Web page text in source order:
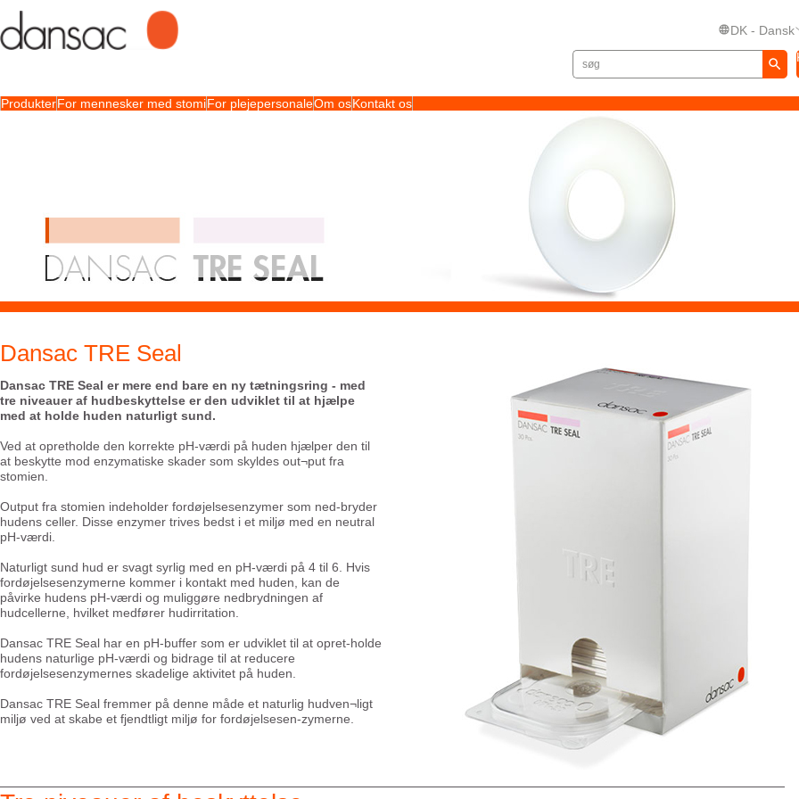
DK - Dansk
ProdukterFor mennesker med stomiFor plejepersonaleOm osKontakt os
Dansac TRE Seal
Dansac TRE Seal er mere end bare en ny tætningsring - med
tre niveauer af hudbeskyttelse er den udviklet til at hjælpe
med at holde huden naturligt sund.
Ved at opretholde den korrekte pH-værdi på huden hjælper den til
at beskytte mod enzymatiske skader som skyldes out¬put fra
stomien.
Output fra stomien indeholder fordøjelsesenzymer som ned-bryder
hudens celler. Disse enzymer trives bedst i et miljø med en neutral
pH-værdi.
Naturligt sund hud er svagt syrlig med en pH-værdi på 4 til 6. Hvis
fordøjelsesenzymerne kommer i kontakt med huden, kan de
påvirke hudens pH-værdi og muliggøre nedbrydningen af
hudcellerne, hvilket medfører hudirritation.
Dansac TRE Seal har en pH-buffer som er udviklet til at opret-holde
hudens naturlige pH-værdi og bidrage til at reducere
fordøjelsesenzymernes skadelige aktivitet på huden.
Dansac TRE Seal fremmer på denne måde et naturlig hudven¬ligt
miljø ved at skabe et fjendtligt miljø for fordøjelsesen-zymerne.